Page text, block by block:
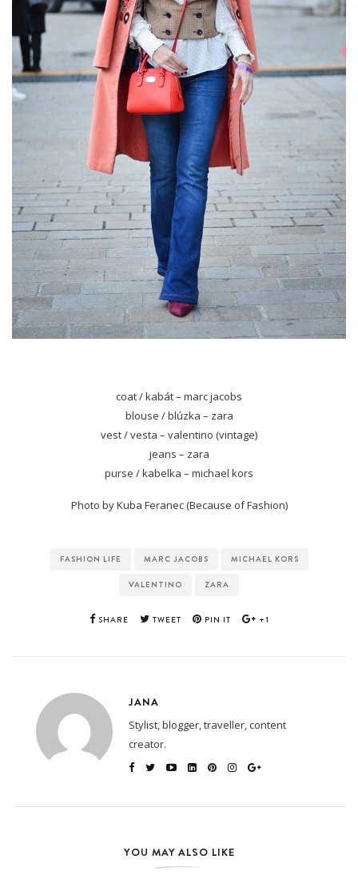
coat / kabát – marc jacobs
blouse / blúzka – zara
vest / vesta – valentino (vintage)
jeans – zara
purse / kabelka – michael kors
Photo by Kuba Feranec (Because of Fashion)
FASHION LIFE MARC JACOBS MICHAEL KORS
VALENTINO ZARA
SHARE TWEET PIN IT +1
JANA
Stylist, blogger, traveller, content
creator.
YOU MAY ALSO LIKE